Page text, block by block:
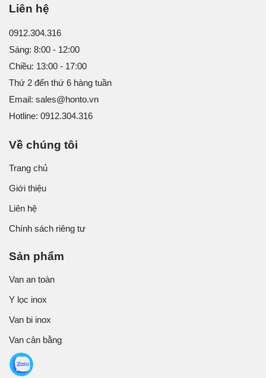
Liên hệ
0912.304.316
Sáng: 8:00 - 12:00
Chiều: 13:00 - 17:00
Thứ 2 đến thứ 6 hàng tuần
Email: sales@honto.vn
Hotline: 0912.304.316
Về chúng tôi
Trang chủ
Giới thiệu
Liên hệ
Chính sách riêng tư
Sản phẩm
Van an toàn
Y lọc inox
Van bi inox
Van cân bằng